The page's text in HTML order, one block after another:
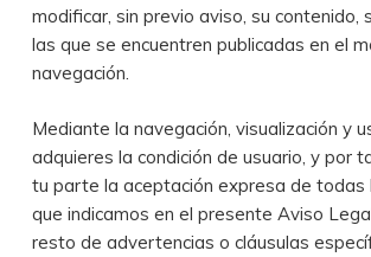
modificar, sin previo aviso, su contenido,
las que se encuentren publicadas en el
navegación.
Mediante la navegación, visualización y
adquieres la condición de usuario, y por
tu parte la aceptación expresa de todas
que indicamos en el presente Aviso
resto de advertencias o cláusulas